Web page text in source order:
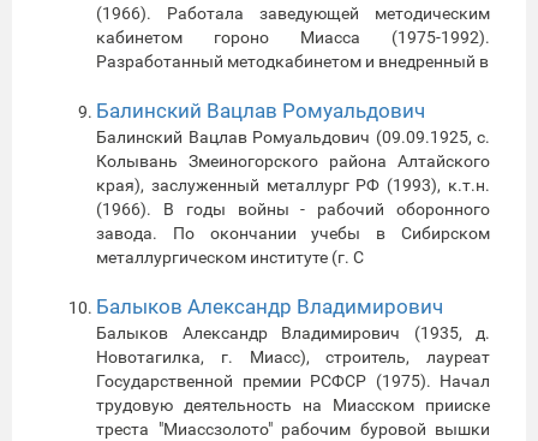
(1966). Работала заведующей методическим
кабинетом гороно Миасса (1975-1992).
Разработанный методкабинетом и внедренный в
Балинский Вацлав Ромуальдович
Балинский Вацлав Ромуальдович (09.09.1925, с.
Колывань Змеиногорского района Алтайского
края), заслуженный металлург РФ (1993), к.т.н.
(1966). В годы войны - рабочий оборонного
завода. По окончании учебы в Сибирском
металлургическом институте (г. С
Балыков Александр Владимирович
Балыков Александр Владимирович (1935, д.
Новотагилка, г. Миасс), строитель, лауреат
Государственной премии РСФСР (1975). Начал
трудовую деятельность на Миасском прииске
треста "Миассзолото" рабочим буровой вышки